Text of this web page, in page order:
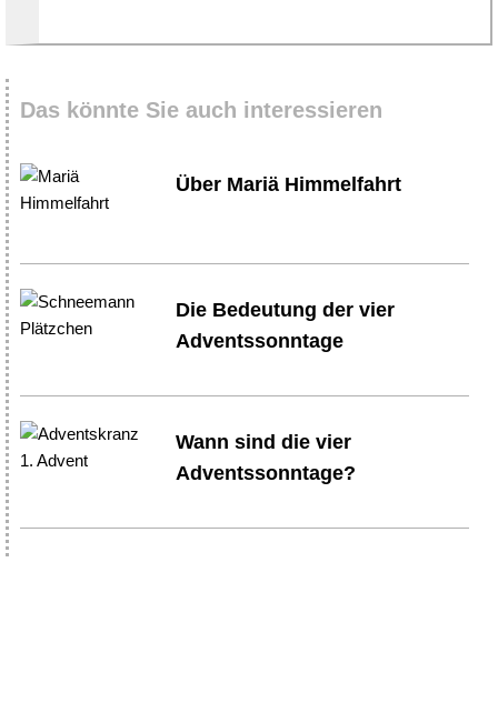
Das könnte Sie auch interessieren
Über Mariä Himmelfahrt
Die Bedeutung der vier
Adventssonntage
Wann sind die vier
Adventssonntage?